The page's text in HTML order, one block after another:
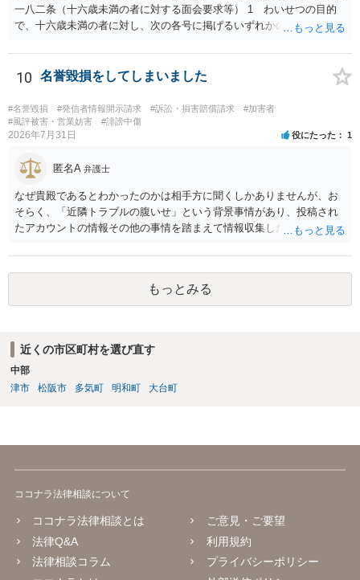
一八二条（十六歳未満の者に対する面会要求等） 1 わいせつの目的
で、十六歳未満の者に対し、次の各号に掲げるいずれかの行為をした
が生まれた日より五年以上前の日に生まれた者に限る。）は、一年以
下の拘禁刑又は五十万円以下の罰金に処する。 一 威迫し、偽計を用
い又は誘惑して面会を要求すること。 二 拒まれたにもかかわらず、
反復して面会を要求すること。 三 金銭その他の利益を供与し、又は
その申込み若しくは約束をして面会を要求すること。 2前項の罪を犯
し、よってわいせつの目的で当該十六歳未満の者と面会をした者は、
10 名誉毀損をしてしまいました
#名誉毀損 #発信者情報開示請求 #訴訟・損害賠償請求
#加害者
#風評被害・営業妨害
#誹謗中傷
2026年7月31日 役にたった 1
匿名A 弁護士
なぜ貴殿であるとわかったのかは相手方に聞くしかありませんが、お
そらく、「近隣トラブルの腹いせ」という背景事情があり、投稿され
たアカウントの情報その他の事情を踏まえて情報収集した結果、この
貴殿が投稿した事実を認めてしまったことで「答え合わせ」になって
しまったのではないでしょうか。 相手方の動きについても、相手方次
第ですので何とも言えません。公開の場で回答するには情報が乏し
く、ここで詳細を明らかにすることは事案の特定に繋がってしまうの
もっとみる
近くの市区町村を選び直す
中部
津市
松阪市 多気町 明和町 大台町
ココナラ法律相談について
ココナラ法律相談とは
法律Q&A
法律相談コラム
ご意見・ご要望
利用規約
プライバシーポリシー